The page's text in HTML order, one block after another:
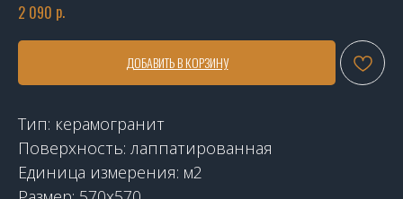
2 090 р.
ДОБАВИТЬ В КОРЗИНУ
Тип: керамогранит
Поверхность: лаппатированная
Единица измерения: м2